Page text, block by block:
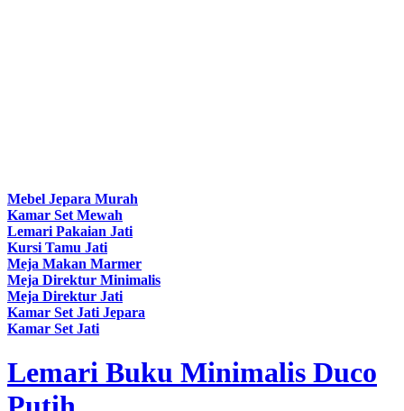
Mebel Jepara Murah
Kamar Set Mewah
Lemari Pakaian Jati
Kursi Tamu Jati
Meja Makan Marmer
Meja Direktur Minimalis
Meja Direktur Jati
Kamar Set Jati Jepara
Kamar Set Jati
Lemari Buku Minimalis Duco